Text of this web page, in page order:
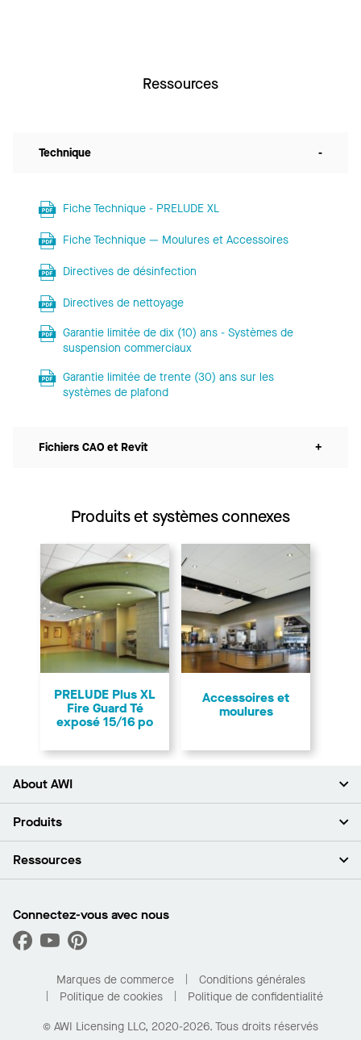
Ressources
Technique -
Fiche Technique - PRELUDE XL
Fiche Technique — Moulures et Accessoires
Directives de désinfection
Directives de nettoyage
Garantie limitée de dix (10) ans - Systèmes de
suspension commerciaux
Garantie limitée de trente (30) ans sur les
systèmes de plafond
Fichiers CAO et Revit +
Produits et systèmes connexes
PRELUDE Plus XL
Fire Guard Té
exposé 15/16 po
Accessoires et
moulures
About AWI
À propos de nous
Espace presse
Quelles sont mes options d’achat?
Produits
Plafonds
Capacités sur mesure
Performance
Ressources
Trouver un distributeur
Trouver un distributeur
Pour la maison
Connectez-vous avec nous
Marques de commerce
Conditions générales
Politique de cookies
Politique de confidentialité
© AWI Licensing LLC, 2020-2026. Tous droits réservés